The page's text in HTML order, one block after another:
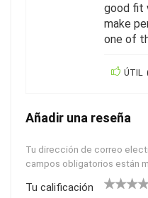
good fit
make
one of
ÚTIL
Añadir una reseña
Tu dirección de correo
campos obligatorios están
Tu calificación